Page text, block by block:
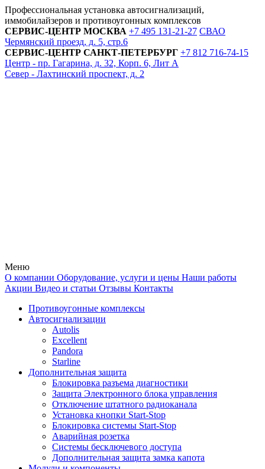
Профессиональная установка автосигнализаций,
иммобилайзеров и противоугонных комплексов
СЕРВИС-ЦЕНТР МОСКВА +7 495 131-21-27 СВАО
Чермянский проезд, д. 5, стр.6
СЕРВИС-ЦЕНТР САНКТ-ПЕТЕРБУРГ +7 812 716-74-15
Центр - пр. Гагарина, д. 32, Корп. 6, Лит А
Север - Лахтинский проспект, д. 2
Меню
О компании Оборудование, услуги и цены Наши работы
Акции Видео и статьи Отзывы Контакты
Противоугонные комплексы
Автосигнализации
Autolis
Excellent
Pandora
Starline
Дополнительная защита
Блокировка разъема диагностики
Защита Электронного блока управления
Отключение штатного радиоканала
Установка кнопки Start-Stop
Блокировка системы Start-Stop
Аварийная розетка
Системы бесключевого доступа
Дополнительная защита замка капота